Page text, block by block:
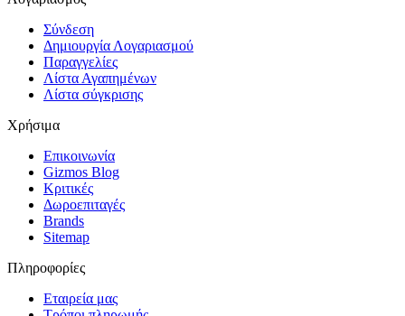
Σύνδεση
Δημιουργία Λογαριασμού
Παραγγελίες
Λίστα Αγαπημένων
Λίστα σύγκρισης
Χρήσιμα
Επικοινωνία
Gizmos Blog
Κριτικές
Δωροεπιταγές
Brands
Sitemap
Πληροφορίες
Εταιρεία μας